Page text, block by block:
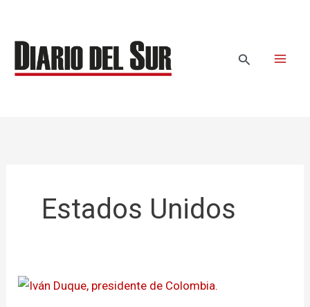
contenido
Buscar
Estados Unidos
Presidente